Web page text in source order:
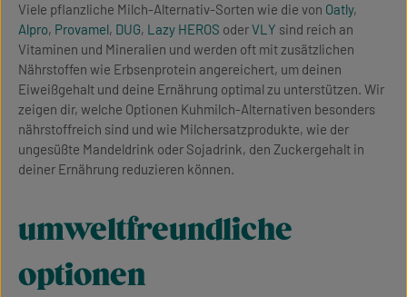
Viele pflanzliche Milch-Alternativ-Sorten wie die von Oatly,
Alpro, Provamel, DUG, Lazy HEROS oderVLY sind reich an
Vitaminen und Mineralien und werden oft mit zusätzlichen
Nährstoffen wie Erbsenprotein angereichert, um deinen
Eiweißgehalt und deine Ernährung optimal zu unterstützen. Wir
zeigen dir, welche Optionen Kuhmilch-Alternativen besonders
nährstoffreich sind und wie Milchersatzprodukte, wie der
ungesüßte Mandeldrink oder Sojadrink, den Zuckergehalt in
deiner Ernährung reduzieren können.
umweltfreundliche
optionen